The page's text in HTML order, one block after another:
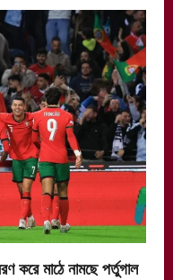
করে মাঠে নামছে পর্তুগাল